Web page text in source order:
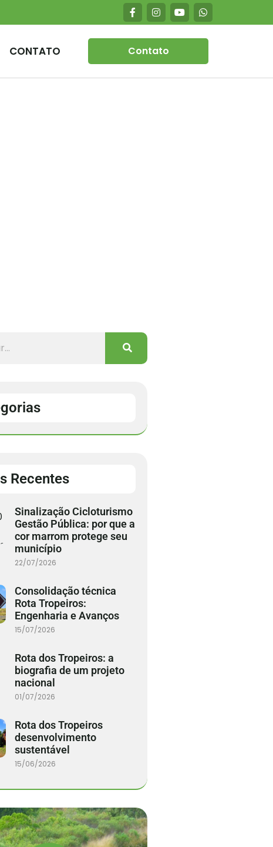
CONTATO Contato
Recentes
Sinalização Cicloturismo
Gestão Pública: por que a
cor marrom protege seu
município
22/07/2026
Consolidação técnica
Rota Tropeiros:
Engenharia e Avanços
15/07/2026
Rota dos Tropeiros: a
biografia de um projeto
nacional
01/07/2026
Rota dos Tropeiros
desenvolvimento
sustentável
15/06/2026